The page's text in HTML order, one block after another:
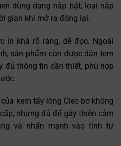
dùng dạng nắp bật, loại nắp
gian khi mở ra đóng lại.
in khá rõ ràng, dễ đọc. Ngoài
sản phẩm còn được dán tem
đủ thông tin cần thiết, phù hợp
kem tẩy lông Cleo bơ không
nhưng đủ để gây thiện cảm
và nhấn mạnh vào tính tự